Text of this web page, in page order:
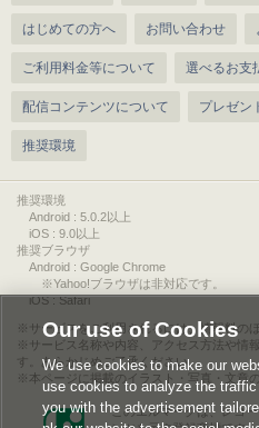
はじめての方へ お問い合わせ
ご利用料金等について 選べるお支
配信コンテンツについて プレゼン
推奨環境
推奨環境
Android : 5.0.2以上
iOS : 9.0以上
推奨ブラウザ
Android : Google Chrome
※Yahoo!ブラウザは非対応です。
iOS : Safari
サービスをご利用されるには、情報料の
サービス名称や内容、アクセス方法や情
す。あらかじめご了承ください。
本ページに掲載のイラスト・写真・文章
このエルマークは、レコ
Our use of Cookies
We use cookies to make our
use cookies to analyze the
you with the advertisement